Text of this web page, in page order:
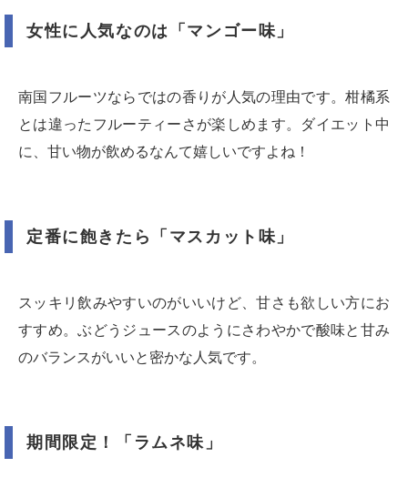
女性に人気なのは「マンゴー味」
南国フルーツならではの香りが人気の理由です。柑橘系
とは違ったフルーティーさが楽しめます。ダイエット中
に、甘い物が飲めるなんて嬉しいですよね！
定番に飽きたら「マスカット味」
スッキリ飲みやすいのがいいけど、甘さも欲しい方にお
すすめ。ぶどうジュースのようにさわやかで酸味と甘み
のバランスがいいと密かな人気です。
期間限定！「ラムネ味」